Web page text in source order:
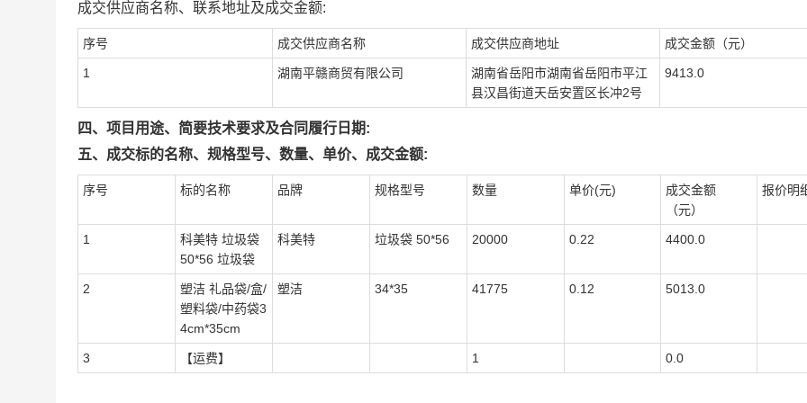
成交供应商名称、联系地址及成交金额:
序号 成交供应商名称 成交供应商地址 成交金额（元）
1 湖南平赣商贸有限公司
湖南省岳阳市湖南省岳阳市平江
县汉昌街道天岳安置区长冲2号
9413.0
四、项目用途、简要技术要求及合同履行日期:
五、成交标的名称、规格型号、数量、单价、成交金额:
序号 标的名称 品牌 规格型号 数量 单价(元)
成交金额
（元）
报价明
1
科美特 垃圾袋
50*56 垃圾袋
科美特 垃圾袋 50*56 20000 0.22 4400.0
2
塑洁 礼品袋/盒/
塑料袋/中药袋3
4cm*35cm
塑洁 34*35 41775 0.12 5013.0
3 【运费】 1 0.0